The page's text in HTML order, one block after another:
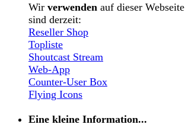
Wir verwenden auf dieser Webseite
sind derzeit:
Reseller Shop
Topliste
Shoutcast Stream
Web-App
Counter-User Box
Flying Icons
Eine kleine Information...